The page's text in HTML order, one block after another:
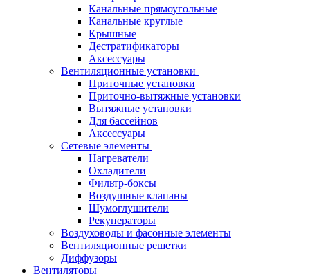
Канальные прямоугольные
Канальные круглые
Крышные
Дестратификаторы
Аксессуары
Вентиляционные установки
Приточные установки
Приточно-вытяжные установки
Вытяжные установки
Для бассейнов
Аксессуары
Сетевые элементы
Нагреватели
Охладители
Фильтр-боксы
Воздушные клапаны
Шумоглушители
Рекуператоры
Воздуховоды и фасонные элементы
Вентиляционные решетки
Диффузоры
Вентиляторы